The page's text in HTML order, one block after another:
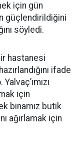
için gün
güçlendirildiğini
söyledi.
hastanesi
ifade
için
binamız butik
ağırlamak için